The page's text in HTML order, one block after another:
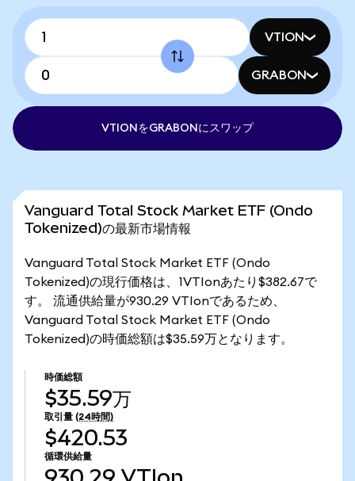
VTION
GRABON
VTIONをGRABONにスワップ
Vanguard Total Stock Market ETF (Ondo
Tokenized)の最新市場情報
Vanguard Total Stock Market ETF (Ondo
Tokenized)の現行価格は、1VTIonあたり$382.67で
す。 流通供給量が930.29 VTIonであるため、
Vanguard Total Stock Market ETF (Ondo
Tokenized)の時価総額は$35.59万となります。
時価総額
$35.59万
取引量 (24時間)
$420.53
循環供給量